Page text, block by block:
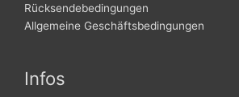
Rücksendebedingungen
Allgemeine Geschäftsbedingungen
Infos